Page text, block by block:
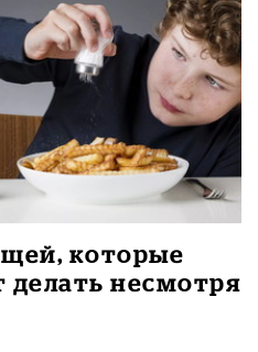
которые
делать несмотря